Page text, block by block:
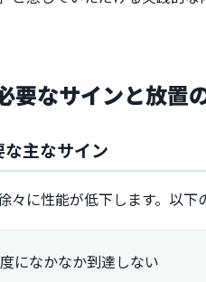
要なサインと放置
主なサイン
に性能が低下します。以
になかなか到達しない